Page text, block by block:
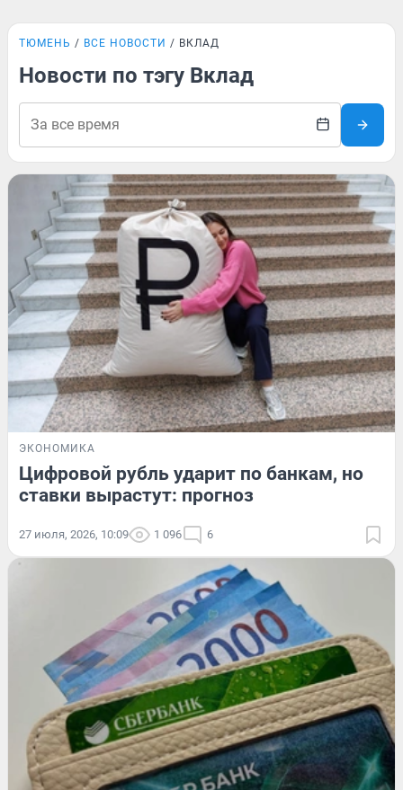
ТЮМЕНЬ ВСЕ НОВОСТИ ВКЛАД
Новости по тэгу Вклад
ЭКОНОМИКА
Цифровой рубль ударит по банкам, но
ставки вырастут: прогноз
27 июля, 2026, 10:09 1 096 6